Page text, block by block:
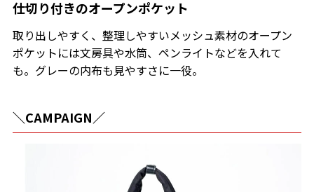
仕切り付きのオープンポケット
取り出しやすく、整理しやすいメッシュ素材のオープン
ポケットには文房具や水筒、ペンライトなどを入れて
も。グレーの内布も見やすさに一役。
＼CAMPAIGN／